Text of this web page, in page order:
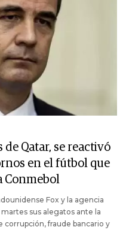
Qatar, se reactivó
en el fútbol que
Conmebol
Fox y la agencia
sus alegatos ante la
corrupción, fraude bancario y